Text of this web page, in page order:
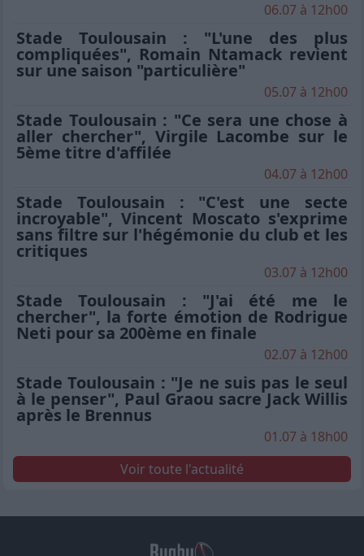
06.07 à 12h00
Stade Toulousain : "L'une des plus
compliquées", Romain Ntamack revient
sur une saison "particulière"
05.07 à 12h00
Stade Toulousain : "Ce sera une chose à
aller chercher", Virgile Lacombe sur le
5ème titre d'affilée
04.07 à 12h00
Stade Toulousain : "C'est une secte
incroyable", Vincent Moscato s'exprime
sans filtre sur l'hégémonie du club et les
critiques
03.07 à 12h00
Stade Toulousain : "J'ai été me le
chercher", la forte émotion de Rodrigue
Neti pour sa 200ème en finale
02.07 à 12h00
Stade Toulousain : "Je ne suis pas le seul
à le penser", Paul Graou sacre Jack Willis
après le Brennus
01.07 à 18h00
Voir toute l'actualité